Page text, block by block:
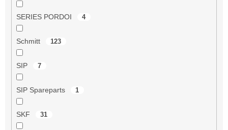
SERIES PORDOI 4
Schmitt 123
SIP 7
SIP Spareparts 1
SKF 31